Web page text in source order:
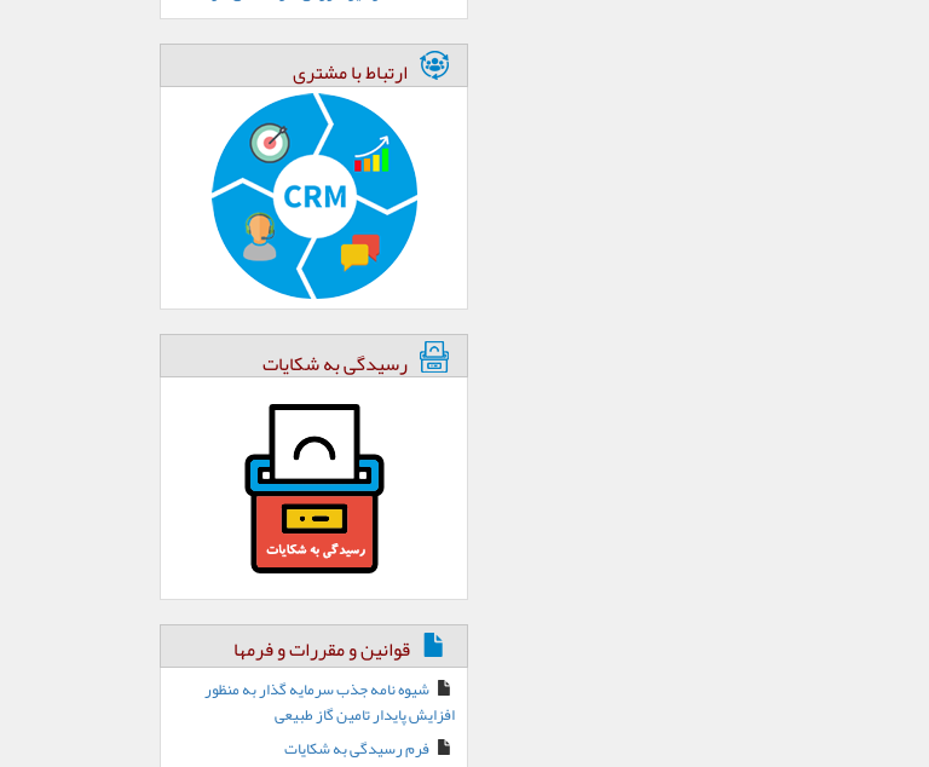
ارتباط با مشتری
رسیدگی به شکایات
قوانین و مقررات و فرمها
شیوه نامه جذب سرمایه گذار به منظور
افزایش پایدار تامین گاز طبیعی
فرم رسیدگی به شکایات